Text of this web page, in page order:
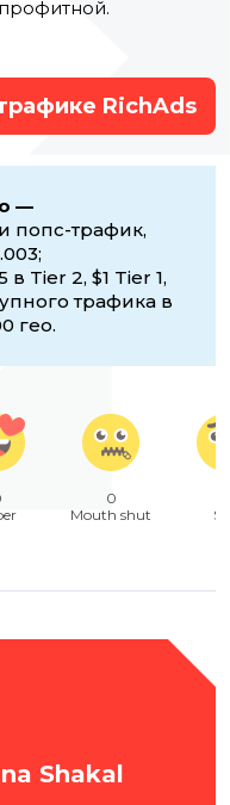
RichAds
—
попс-трафик,
в Tier 2, $1 Tier 1,
трафика в
гео.
0
Mouth shut
Shakal